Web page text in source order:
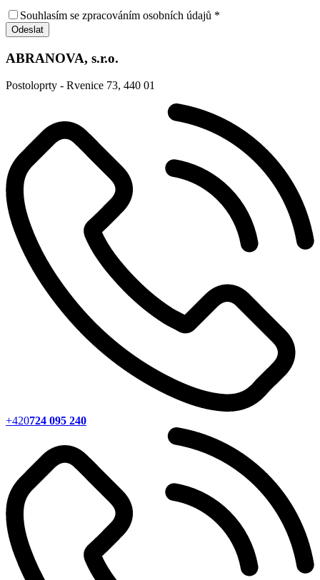
Souhlasím se zpracováním osobních údajů *
Odeslat
ABRANOVA, s.r.o.
Postoloprty - Rvenice 73, 440 01
+420724 095 240